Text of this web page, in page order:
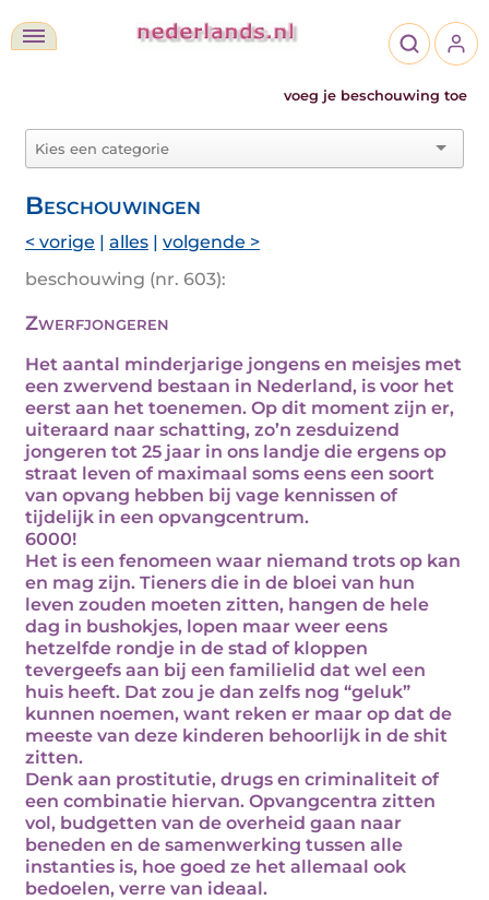
voeg je beschouwing toe
Beschouwingen
< vorige | alles | volgende >
beschouwing (nr. 603):
Zwerfjongeren
Het aantal minderjarige jongens en meisjes met
een zwervend bestaan in Nederland, is voor het
eerst aan het toenemen. Op dit moment zijn er,
uiteraard naar schatting, zo’n zesduizend
jongeren tot 25 jaar in ons landje die ergens op
straat leven of maximaal soms eens een soort
van opvang hebben bij vage kennissen of
tijdelijk in een opvangcentrum.
6000!
Het is een fenomeen waar niemand trots op kan
en mag zijn. Tieners die in de bloei van hun
leven zouden moeten zitten, hangen de hele
dag in bushokjes, lopen maar weer eens
hetzelfde rondje in de stad of kloppen
tevergeefs aan bij een familielid dat wel een
huis heeft. Dat zou je dan zelfs nog “geluk”
kunnen noemen, want reken er maar op dat de
meeste van deze kinderen behoorlijk in de shit
zitten.
Denk aan prostitutie, drugs en criminaliteit of
een combinatie hiervan. Opvangcentra zitten
vol, budgetten van de overheid gaan naar
beneden en de samenwerking tussen alle
instanties is, hoe goed ze het allemaal ook
bedoelen, verre van ideaal.